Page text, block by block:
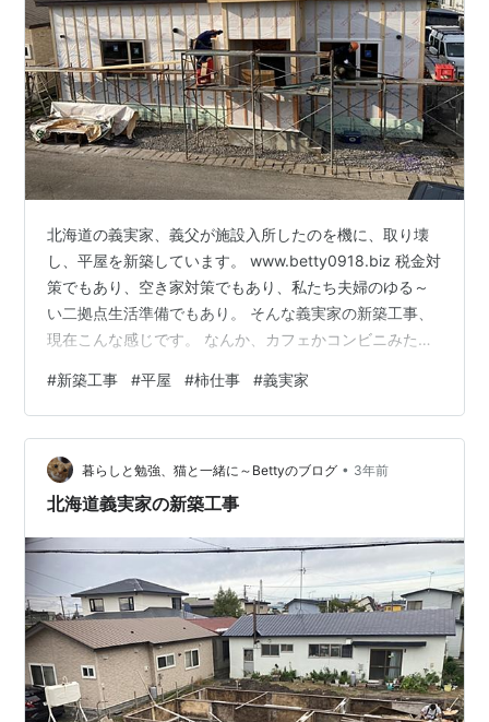
北海道の義実家、義父が施設入所したのを機に、取り壊
し、平屋を新築しています。 www.betty0918.biz 税金対
策でもあり、空き家対策でもあり、私たち夫婦のゆる～
い二拠点生活準備でもあり。 そんな義実家の新築工事、
現在こんな感じです。 なんか、カフェかコンビニみたい
が、これは無理でないかい？ 義実家は北海道の中では暖
かい地域にあるのですが、それでも１２月には雪が降る
でしょう。 その前に完成するといいのですが。 リンク
にほんブログ村 今年は柿が豊作だそうで、今までは義父
がやっていた「柿仕事」を今年は主人がやるそうです。
#新築工事 #平屋 #柿仕事 #義実家
暮らしと勉強、猫と一緒に～Bettyのブログ • 3年前
北海道義実家の新築工事